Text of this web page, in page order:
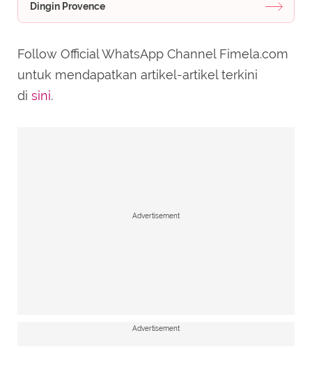
Dingin Provence
Follow Official WhatsApp Channel Fimela.com
untuk mendapatkan artikel-artikel terkini
di sini.
Advertisement
Advertisement